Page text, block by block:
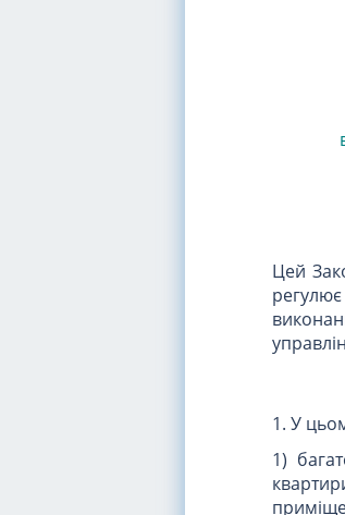
Цей
1. У
1)